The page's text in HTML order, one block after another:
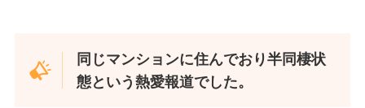
同じマンションに住んでおり半同棲状
態という熱愛報道でした。